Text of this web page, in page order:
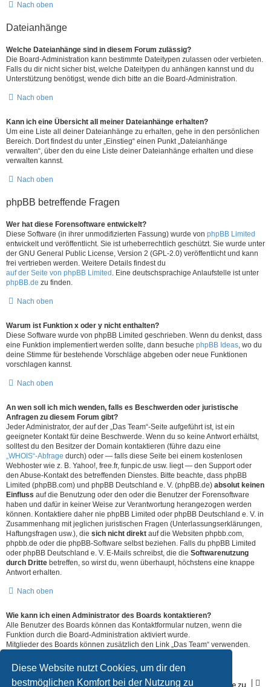
Diese Website nutzt Cookies, um dir den
bestmöglichen Komfort bei der Nutzung zu
Nach oben
Dateianhänge
Welche Dateianhänge sind in diesem Forum zulässig?
Die Board-Administration kann bestimmte Dateitypen zulassen oder verbieten.
Falls du dir nicht sicher bist, welche Dateitypen du anhängen kannst und du
Unterstützung benötigst, wende dich bitte an die Board-Administration.
Nach oben
Kann ich eine Übersicht all meiner Dateianhänge erhalten?
Um eine Liste all deiner Dateianhänge zu erhalten, gehe in den persönlichen
Bereich. Dort findest du unter „Einstieg“ einen Punkt „Dateianhänge
verwalten“, über den du eine Liste deiner Dateianhänge erhalten und diese
verwalten kannst.
Nach oben
phpBB betreffende Fragen
Wer hat diese Forensoftware entwickelt?
Diese Software (in ihrer unmodifizierten Fassung) wurde von phpBB Limited
entwickelt und veröffentlicht. Sie ist urheberrechtlich geschützt. Sie wurde unter
der GNU General Public License, Version 2 (GPL-2.0) veröffentlicht und kann
frei vertrieben werden. Weitere Details findest du
auf der Seite von phpBB Limited . Eine deutschsprachige Anlaufstelle ist unter
phpBB.de zu finden.
Nach oben
Warum ist Funktion x oder y nicht enthalten?
Diese Software wurde von phpBB Limited geschrieben. Wenn du denkst, dass
eine Funktion implementiert werden sollte, dann besuche phpBB Ideas, wo du
deine Stimme für bestehende Vorschläge abgeben oder neue Funktionen
vorschlagen kannst.
Nach oben
An wen soll ich mich wenden, falls es Beschwerden oder juristische
Anfragen zu diesem Forum gibt?
Jeder Administrator, der auf der „Das Team“-Seite aufgeführt ist, ist ein
geeigneter Kontakt für deine Beschwerde. Wenn du so keine Antwort erhältst,
solltest du den Besitzer der Domain kontaktieren (führe dazu eine
„WHOIS“-Abfrage durch) oder — falls diese Seite bei einem kostenlosen
Webhoster wie z. B. Yahoo!, free.fr, funpic.de usw. liegt — den Support oder
den Abuse-Kontakt des betreffenden Dienstes. Bitte beachte, dass phpBB
Limited (phpBB.com) und phpBB Deutschland e. V. (phpBB.de) absolut keinen
Einfluss auf die Benutzung oder den oder die Benutzer der Forensoftware
haben und dafür in keiner Weise zur Verantwortung herangezogen werden
können. Kontaktiere daher nie phpBB Limited oder phpBB Deutschland e. V. in
Zusammenhang mit jeglichen juristischen Fragen (Unterlassungserklärungen,
Haftungsfragen usw.), die sich nicht direkt auf die Websiten phpbb.com,
phpbb.de oder die phpBB-Software selbst beziehen. Falls du phpBB Limited
oder phpBB Deutschland e. V. E-Mails schreibst, die die Softwarenutzung
durch Dritte betreffen, so wirst du, wenn überhaupt, höchstens eine knappe
Antwort erhalten.
Nach oben
Wie kann ich einen Administrator des Boards kontaktieren?
Alle Benutzer des Boards können das Kontaktformular nutzen, wenn die
Funktion durch die Board-Administration aktiviert wurde.
Mitglieder des Boards können zusätzlich den Link „Das Team“ verwenden.
Nach oben
Gehe zu